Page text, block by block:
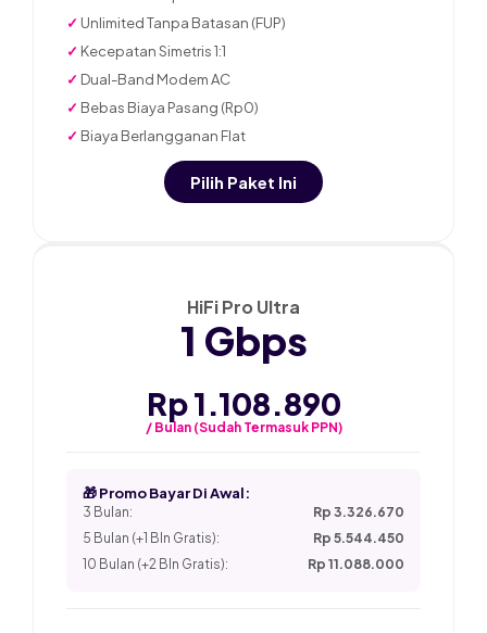
✓ Unlimited Tanpa Batasan (FUP)
✓ Kecepatan Simetris 1:1
✓ Dual-Band Modem AC
✓ Bebas Biaya Pasang (Rp0)
✓ Biaya Berlangganan Flat
Pilih Paket Ini
HiFi Pro Ultra
1 Gbps
Rp 1.108.890
/ Bulan (Sudah Termasuk PPN)
🎁 Promo Bayar Di Awal:
3 Bulan:
Rp 3.326.670
5 Bulan (+1 Bln Gratis):
Rp 5.544.450
10 Bulan (+2 Bln Gratis):
Rp 11.088.000